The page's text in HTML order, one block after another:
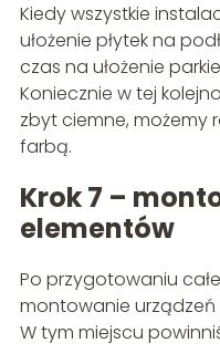
Kiedy wszystkie
ułożenie płytek na
czas na ułożenie
Koniecznie w tej
zbyt ciemne, możemy
farbą.
Krok 7 –
elementów
Po przygotowaniu
montowanie urządzeń
W tym miejscu